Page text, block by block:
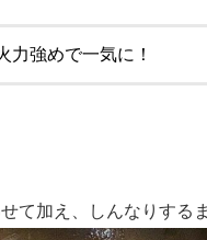
力強めで一気に！
て加え、しんなりする